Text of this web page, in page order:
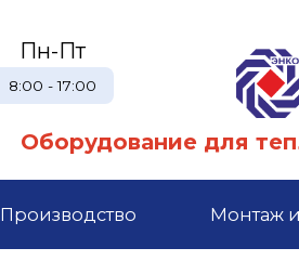
Пн-Пт
8:00 - 17:00
Оборудование для
Производство Монтаж